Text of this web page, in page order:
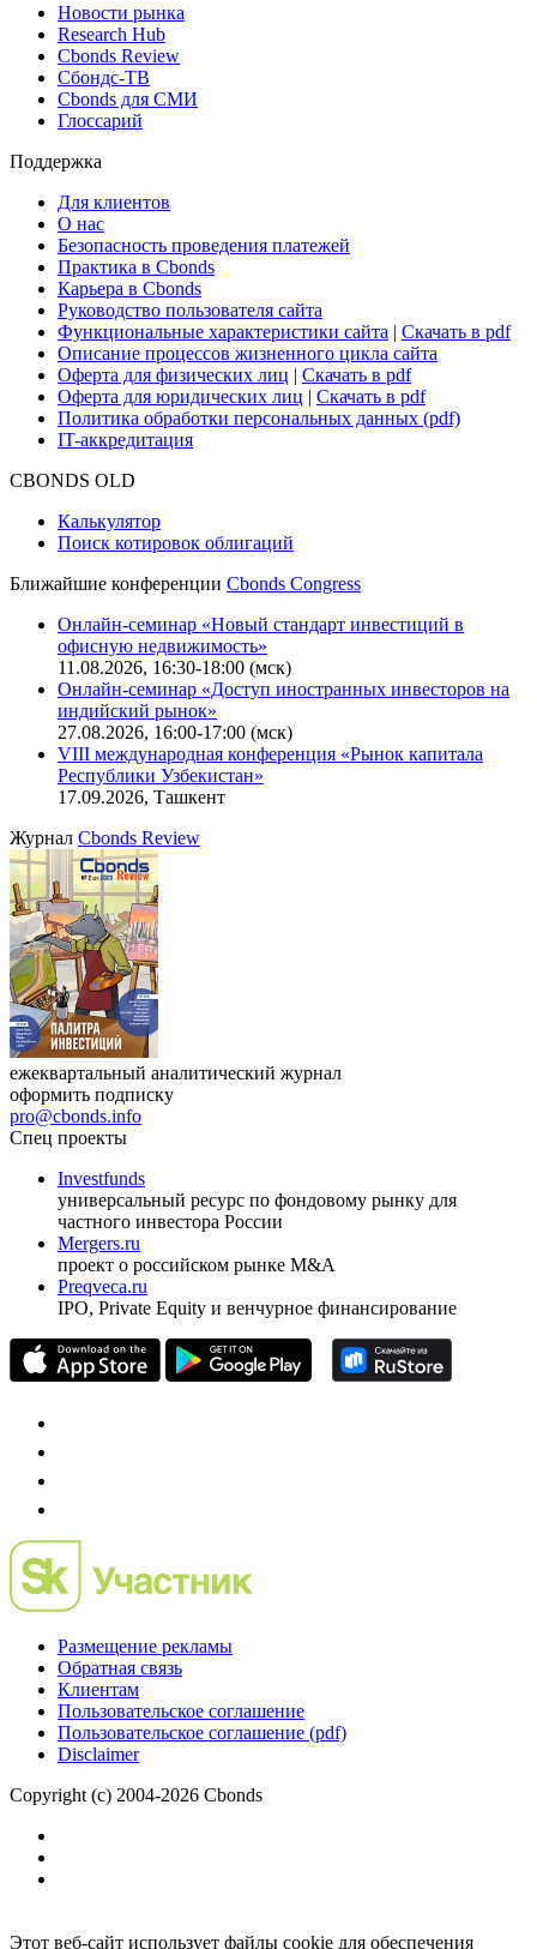
Новости рынка
Research Hub
Cbonds Review
Сбондс-ТВ
Cbonds для СМИ
Глоссарий
Поддержка
Для клиентов
О нас
Безопасность проведения платежей
Практика в Cbonds
Карьера в Cbonds
Руководство пользователя сайта
Функциональные характеристики сайта | Скачать в pdf
Описание процессов жизненного цикла сайта
Оферта для физических лиц | Скачать в pdf
Оферта для юридических лиц | Скачать в pdf
Политика обработки персональных данных (pdf)
IT-аккредитация
CBONDS OLD
Калькулятор
Поиск котировок облигаций
Ближайшие конференции Cbonds Congress
Онлайн-семинар «Новый стандарт инвестиций в
офисную недвижимость»
11.08.2026, 16:30-18:00 (мск)
Онлайн-семинар «Доступ иностранных инвесторов на
индийский рынок»
27.08.2026, 16:00-17:00 (мск)
VIII международная конференция «Рынок капитала
Республики Узбекистан»
17.09.2026, Ташкент
Журнал Cbonds Review
ежеквартальный аналитический журнал
оформить подписку
pro@cbonds.info
Спец проекты
Investfunds
универсальный ресурс по фондовому рынку для
частного инвестора России
Mergers.ru
проект о российском рынке M&A
Preqveca.ru
IPO, Private Equity и венчурное финансирование
Размещение рекламы
Обратная связь
Клиентам
Пользовательское соглашение
Пользовательское соглашение (pdf)
Disclaimer
Copyright (c) 2004-2026 Cbonds
Этот веб-сайт использует файлы cookie для обеспечения